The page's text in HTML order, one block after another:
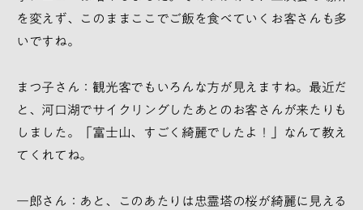
を変えず、このままここでご飯を食べていくお客さんも多
いですね。
まつ子さん：観光客でもいろんな方が見えますね。最近だ
と、河口湖でサイクリングしたあとのお客さんが来たりも
しました。「富士山、すごく綺麗でしたよ！」なんて教え
てくれてね。
一郎さん：あと、このあたりは忠霊塔の桜が綺麗に見える